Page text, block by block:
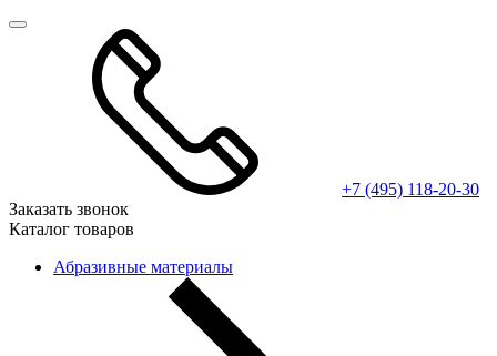
+7 (495) 118-20-30
Заказать звонок
Каталог товаров
Абразивные материалы